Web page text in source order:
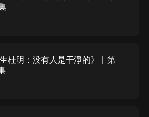
生杜明：没有人是干淨的》丨第